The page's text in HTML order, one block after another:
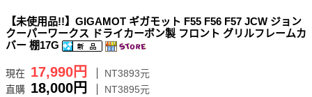
【未使用品!!】GIGAMOT ギガモット F55 F56 F57 JCW ジョン
クーパーワークス ドライカーボン製 フロント グリルフレームカ
バー 棚17G
現在 17,990円
NT3893元
直購 18,000円 NT3895元